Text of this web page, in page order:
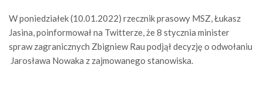
W poniedziałek (10.01.2022) rzecznik prasowy MSZ, Łukasz
Jasina, poinformował na Twitterze, że 8 stycznia minister
spraw zagranicznych Zbigniew Rau podjął decyzję o odwołaniu
Jarosława Nowaka z zajmowanego stanowiska.